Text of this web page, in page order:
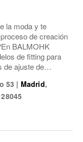
la moda y te
de creación
BALMOHK
de fitting para
de ajuste de
producto y nos
53 | Madrid,
28045